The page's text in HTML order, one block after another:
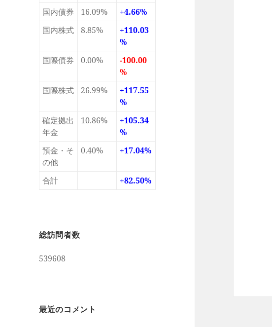
国内債券
16.09%
+4.66%
国内株式
8.85%
+110.03
%
国際債券
0.00%
-100.00
%
国際株式
26.99%
+117.55
%
確定拠出
年金
10.86%
+105.34
%
預金・そ
の他
0.40% +17.04%
合計 +82.50%
総訪問者数
539608
最近のコメント